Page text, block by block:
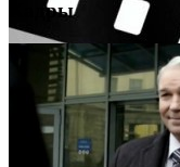
Кадры